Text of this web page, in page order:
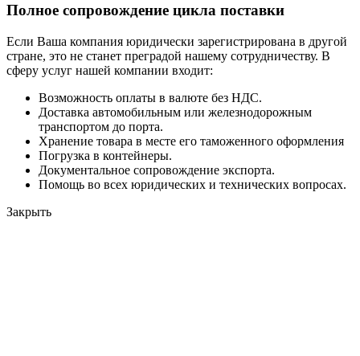
Полное сопровождение цикла поставки
Если Ваша компания юридически зарегистрирована в другой
стране, это не станет преградой нашему сотрудничеству. В
сферу услуг нашей компании входит:
Возможность оплаты в валюте без НДС.
Доставка автомобильным или железнодорожным
транспортом до порта.
Хранение товара в месте его таможенного оформления
Погрузка в контейнеры.
Документальное сопровождение экспорта.
Помощь во всех юридических и технических вопросах.
Закрыть